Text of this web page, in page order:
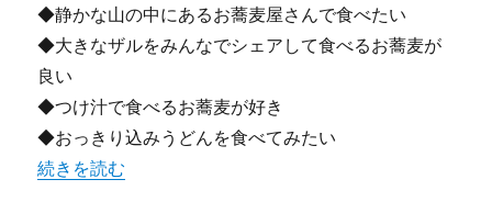
◆静かな山の中にあるお蕎麦屋さんで食べたい
◆大きなザルをみんなでシェアして食べるお蕎麦が
良い
◆つけ汁で食べるお蕎麦が好き
◆おっきり込みうどんを食べてみたい
“【足利】松田の山奥にある人気のお蕎麦屋さん 十勝屋
続きを読む